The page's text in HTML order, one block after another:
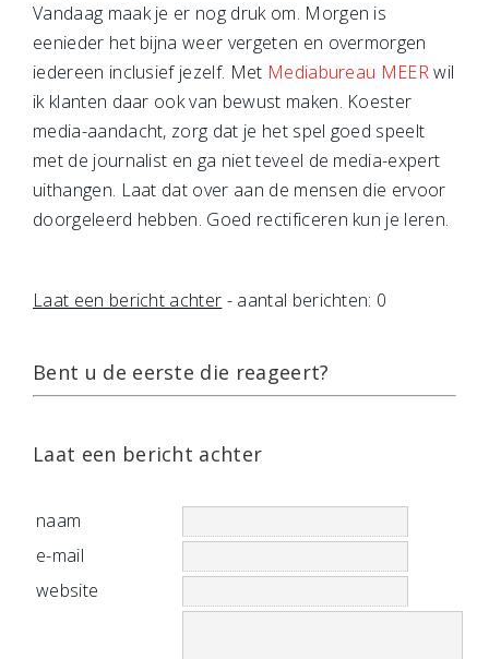
Vandaag maak je er nog druk om. Morgen is
eenieder het bijna weer vergeten en overmorgen
iedereen inclusief jezelf. Met Mediabureau MEERwil
ik klanten daar ook van bewust maken. Koester
media-aandacht, zorg dat je het spel goed speelt
met de journalist en ga niet teveel de media-expert
uithangen. Laat dat over aan de mensen die ervoor
doorgeleerd hebben. Goed rectificeren kun je leren.
Laat een bericht achter - aantal berichten: 0
Bent u de eerste die reageert?
Laat een bericht achter
naam
e-mail
website